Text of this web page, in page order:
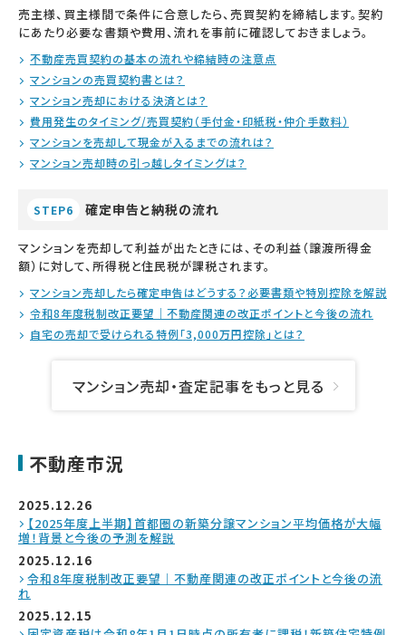
売主様、買主様間で条件に合意したら、売買契約を締結します。契約
にあたり必要な書類や費用、流れを事前に確認しておきましょう。
不動産売買契約の基本の流れや締結時の注意点
マンションの売買契約書とは？
マンション売却における決済とは？
費用発生のタイミング/売買契約（手付金・印紙税・仲介手数料）
マンションを売却して現金が入るまでの流れは？
マンション売却時の引っ越しタイミングは？
STEP6 確定申告と納税の流れ
マンションを売却して利益が出たときには、その利益（譲渡所得金
額）に対して、所得税と住民税が課税されます。
マンション売却したら確定申告はどうする？必要書類や特別控除を解説
令和8年度税制改正要望｜不動産関連の改正ポイントと今後の流れ
自宅の売却で受けられる特例「3,000万円控除」とは？
マンション売却・査定記事をもっと見る
不動産市況
2025.12.26
【2025年度上半期】首都圏の新築分譲マンション平均価格が大幅
増！背景と今後の予測を解説
2025.12.16
令和8年度税制改正要望｜不動産関連の改正ポイントと今後の流
れ
2025.12.15